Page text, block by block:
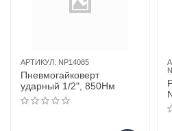
АРТИКУЛ: NP14085
Пневмогайковерт
ударный 1/2", 850Нм